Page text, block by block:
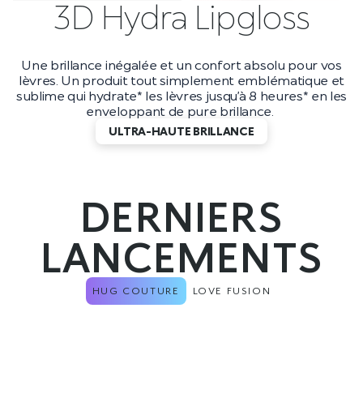
3D Hydra Lipgloss
Une brillance inégalée et un confort absolu pour vos
lèvres. Un produit tout simplement emblématique et
sublime qui hydrate* les lèvres jusqu’à 8 heures* en les
enveloppant de pure brillance.
ULTRA-HAUTE BRILLANCE
DERNIERS
LANCEMENTS
HUG COUTURE LOVE FUSION